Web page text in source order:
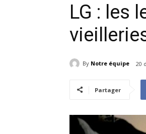
LG : les
By Notre équipe 20
Partager